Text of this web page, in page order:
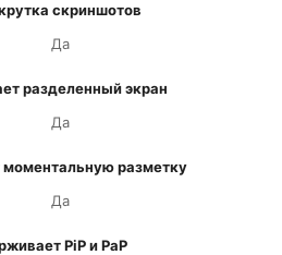
скриншотов
Да
разделенный экран
Да
разметку
Да
PiP и PaP